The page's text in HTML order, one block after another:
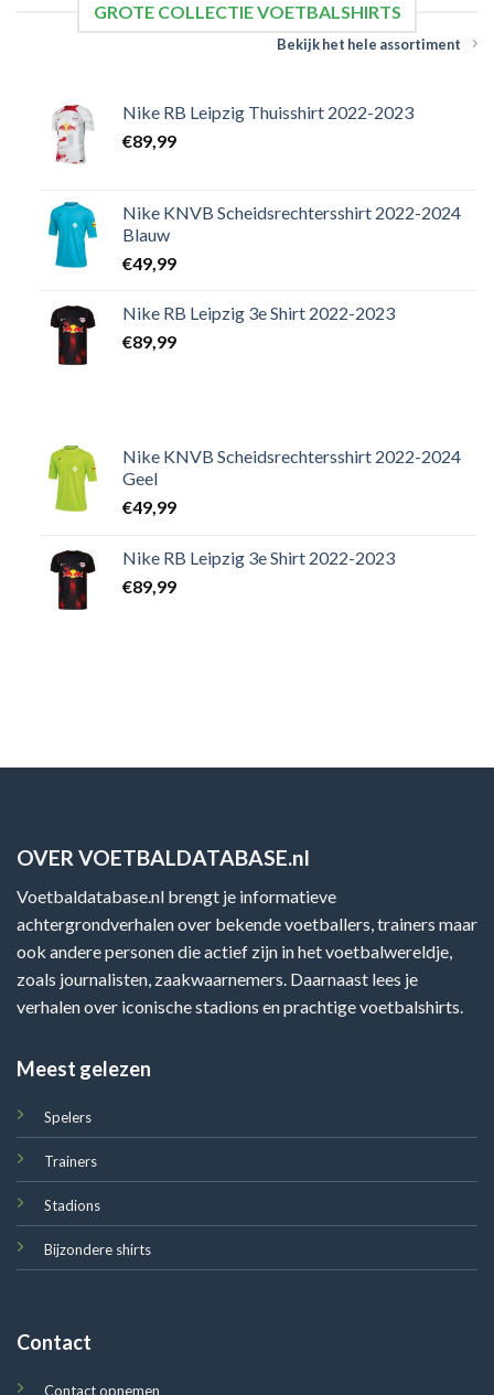
GROTE COLLECTIE VOETBALSHIRTS
Bekijk het hele assortiment
Nike RB Leipzig Thuisshirt 2022-2023
€89,99
Nike KNVB Scheidsrechtersshirt 2022-2024
Blauw
€49,99
Nike RB Leipzig 3e Shirt 2022-2023
€89,99
Nike KNVB Scheidsrechtersshirt 2022-2024
Geel
€49,99
Nike RB Leipzig 3e Shirt 2022-2023
€89,99
OVER VOETBALDATABASE.nl
Voetbaldatabase.nl brengt je informatieve
achtergrondverhalen over bekende voetballers, trainers maar
ook andere personen die actief zijn in het voetbalwereldje,
zoals journalisten, zaakwaarnemers. Daarnaast lees je
verhalen over iconische stadions en prachtige voetbalshirts.
Meest gelezen
Spelers
Trainers
Stadions
Bijzondere shirts
Contact
Contact opnemen